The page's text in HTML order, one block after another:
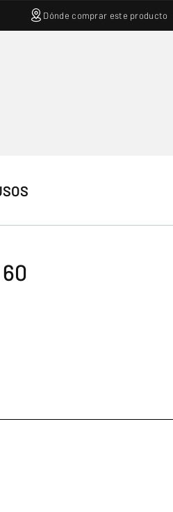
Dónde comprar este producto